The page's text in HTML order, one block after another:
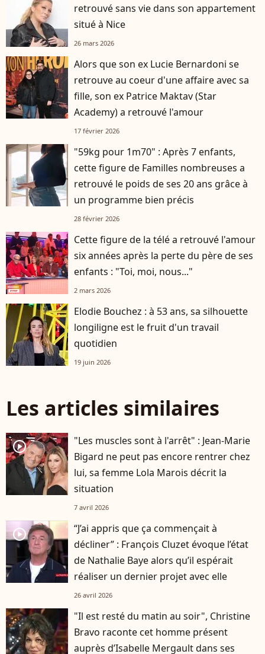
retrouvé sans vie dans son appartement
situé à Nice
26 mars 2026
Alors que son ex Lucie Bernardoni se
retrouve au coeur d'une affaire avec sa
fille, son ex Patrice Maktav (Star
Academy) a retrouvé l'amour
17 février 2026
"59kg pour 1m70" : Après 7 enfants,
cette figure de Familles nombreuses a
retrouvé le poids de ses 20 ans grâce à
un programme bien précis
28 février 2026
Cette figure de la télé a retrouvé l'amour
six années après la perte du père de ses
enfants : "Toi, moi, nous..."
2 mars 2026
Elodie Bouchez : à 53 ans, sa silhouette
longiligne est le fruit d'un travail
quotidien
19 juin 2026
Les articles similaires
player2
"Les muscles sont à l'arrêt" : Jean-Marie
Bigard ne peut pas encore rentrer chez
lui, sa femme Lola Marois décrit la
situation
7 avril 2026
player2
“J’ai appris que ça commençait à
décliner” : François Cluzet évoque l’état
de Nathalie Baye alors qu’il espérait
réaliser un dernier projet avec elle
26 avril 2026
"Il est resté du matin au soir", Christine
Bravo raconte cet homme présent
auprès d’Isabelle Mergault dans ses